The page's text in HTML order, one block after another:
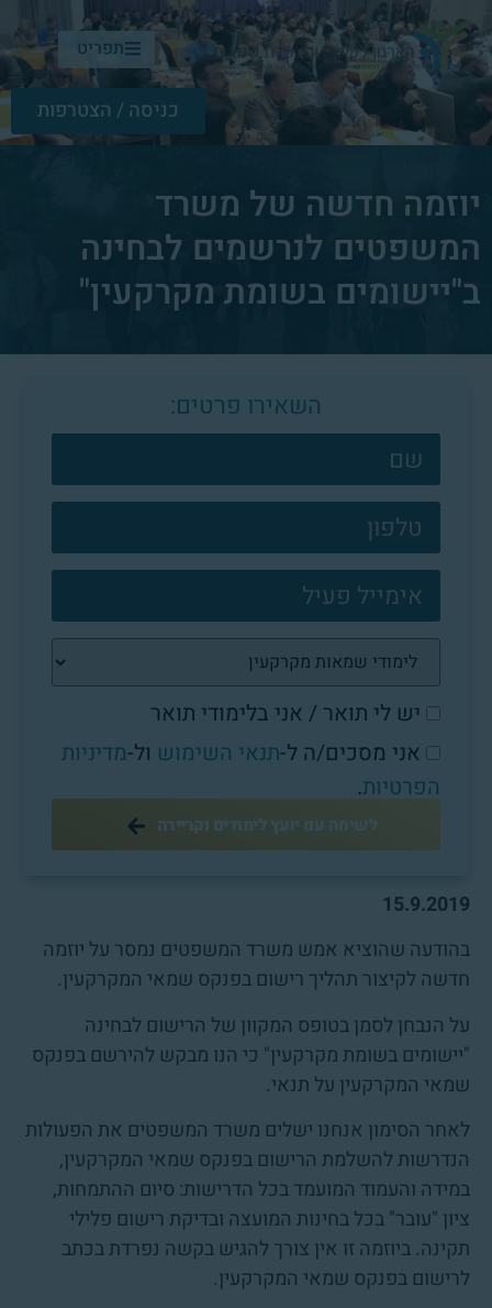
תפריט
כניסה / הצטרפות
יוזמה חדשה של משרד
המשפטים לנרשמים לבחינה
ב"יישומים בשומת מקרקעין"
השאירו פרטים:
צרו
קשר
פוטר
יש לי תואר / אני בלימודי תואר
אני מסכים/ה ל-תנאי השימוש ול-מדיניות
הפרטיות.
לשיחה עם יועץ לימודים וקריירה
15.9.2019
בהודעה שהוציא אמש משרד המשפטים נמסר על יוזמה
חדשה לקיצור תהליך רישום בפנקס שמאי המקרקעין.
על הנבחן לסמן בטופס המקוון של הרישום לבחינה
"יישומים בשומת מקרקעין" כי הנו מבקש להירשם בפנקס
שמאי המקרקעין על תנאי.
לאחר הסימון אנחנו ישלים משרד המשפטים את הפעולות
הנדרשות להשלמת הרישום בפנקס שמאי המקרקעין,
במידה והעמוד המועמד בכל הדרישות: סיום ההתמחות,
ציון "עובר" בכל בחינות המועצה ובדיקת רישום פלילי
תקינה. ביוזמה זו אין צורך להגיש בקשה נפרדת בכתב
לרישום בפנקס שמאי המקרקעין.